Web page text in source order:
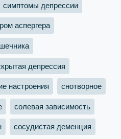
симптомы депрессии
аспергера
депрессия
настроения снотворное
солевая зависимость
сосудистая деменция